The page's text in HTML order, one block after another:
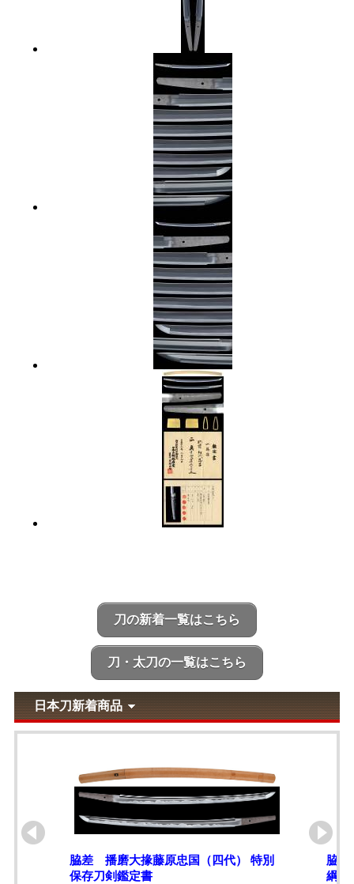
刀の新着一覧はこちら
刀・太刀の一覧はこちら
日本刀新着商品
脇差 播磨大掾藤原忠国（四代） 特別
保存刀剣鑑定書
脇
綱)